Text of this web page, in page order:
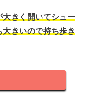
大きく開いてシュー
きいので持ち歩き